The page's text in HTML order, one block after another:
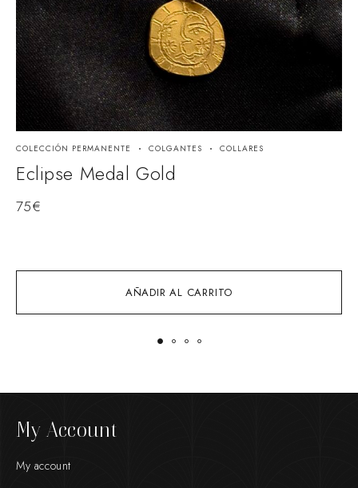
AÑADIR AL CARRITO
COLECCIÓN PERMANENTE COLGANTES COLLARES
Eclipse Medal Gold
75€
My Account
My account